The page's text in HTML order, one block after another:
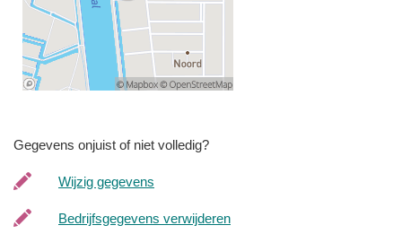
Gegevens onjuist of niet volledig?
Wijzig gegevens
Bedrijfsgegevens verwijderen